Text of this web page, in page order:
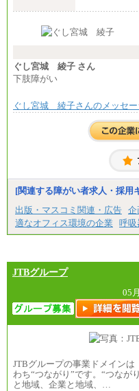
月給370,000円
ます。
の各種手当を
ぐし宮城 綾子 さん
下肢障がい
ぐし宮城 綾子さんのメッセー
[関連する障がい者求人・採用
出版・マスコミ関連・広告 企
適なオフィス環境の企業
呼吸
JTBグループ
05
JTBグループの事業ドメイン
わち“つながり”です。“つなが
と地域、企業と地域、…